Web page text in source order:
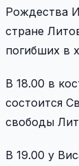
Рождества
стране
погибших в
В 18.00 в
состоится
свободы
В 19.00 у